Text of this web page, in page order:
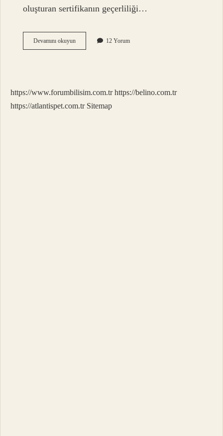
oluşturan sertifikanın geçerliliği…
Devamını okuyunE
Imzalı
12 Yorum
https://www.forumbilisim.com.tr https://belino.com.tr
https://atlantispet.com.tr Sitemap